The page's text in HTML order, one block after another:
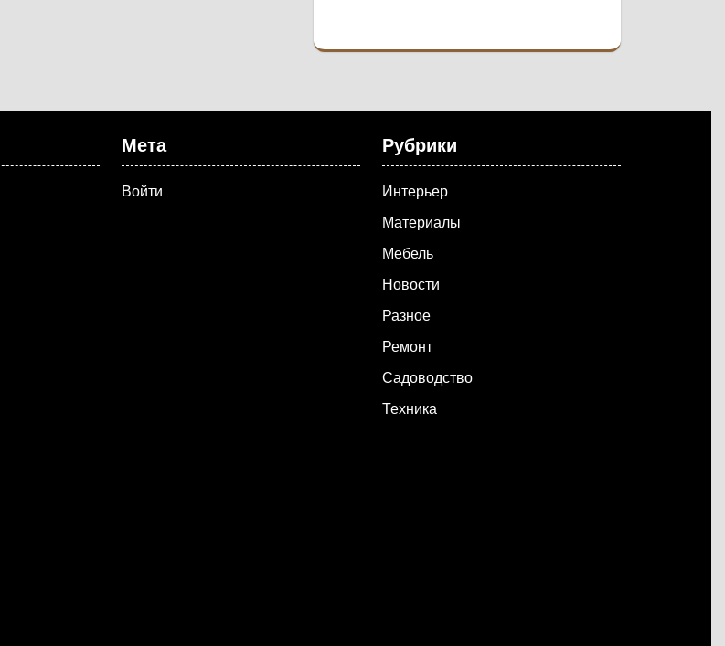
Мета
Войти
Рубрики
Интерьер
Материалы
Мебель
Новости
Разное
Ремонт
Садоводство
Техника